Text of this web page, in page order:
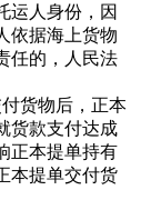
运人身份，因
依据海上货物
任的，人民法
货物后，正本
货款支付达成
正本提单持有
本提单交付货